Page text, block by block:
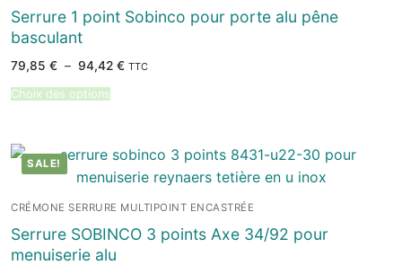
Serrure 1 point Sobinco pour porte alu pêne
basculant
79,85 € – 94,42 €Plage
TTC
Choix des options
SALE!
CRÉMONE SERRURE MULTIPOINT ENCASTRÉE
Serrure SOBINCO 3 points Axe 34/92 pour
menuiserie alu